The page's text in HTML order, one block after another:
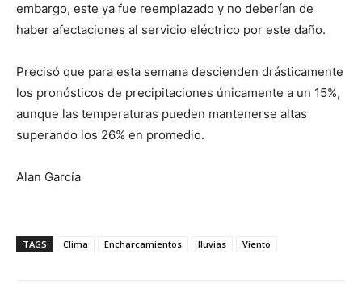
embargo, este ya fue reemplazado y no deberían de
haber afectaciones al servicio eléctrico por este daño.
Precisó que para esta semana descienden drásticamente
los pronósticos de precipitaciones únicamente a un 15%,
aunque las temperaturas pueden mantenerse altas
superando los 26% en promedio.
Alan García
TAGS Clima Encharcamientos lluvias Viento